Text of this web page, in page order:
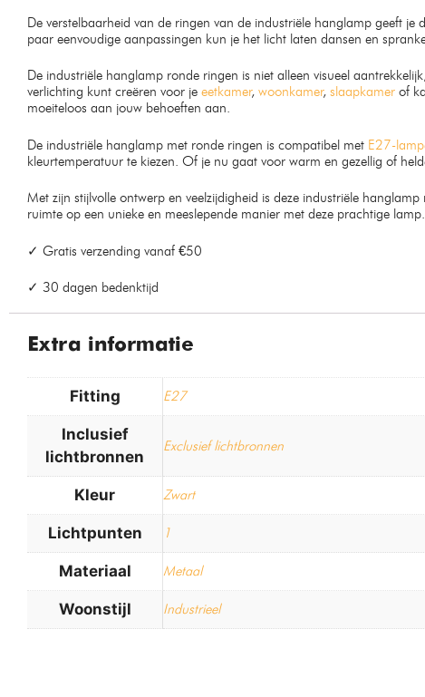
De verstelbaarheid van de ringen van de industriële hanglamp geeft
paar eenvoudige aanpassingen kun je het licht laten dansen en
De industriële hanglamp ronde ringen is niet alleen visueel
verlichting kunt creëren voor je eetkamer, woonkamer, slaapkamer of
moeiteloos aan jouw behoeften aan.
De industriële hanglamp met ronde ringen is compatibel met E27-
kleurtemperatuur te kiezen. Of je nu gaat voor warm en gezellig of
Met zijn stijlvolle ontwerp en veelzijdigheid is deze industriële
ruimte op een unieke en meeslepende manier met deze prachtige lamp.
✓ Gratis verzending vanaf €50
✓ 30 dagen bedenktijd
Extra informatie
Fitting E27
Inclusief
lichtbronnen
Exclusief lichtbronnen
Kleur Zwart
Lichtpunten 1
Materiaal Metaal
Woonstijl Industrieel